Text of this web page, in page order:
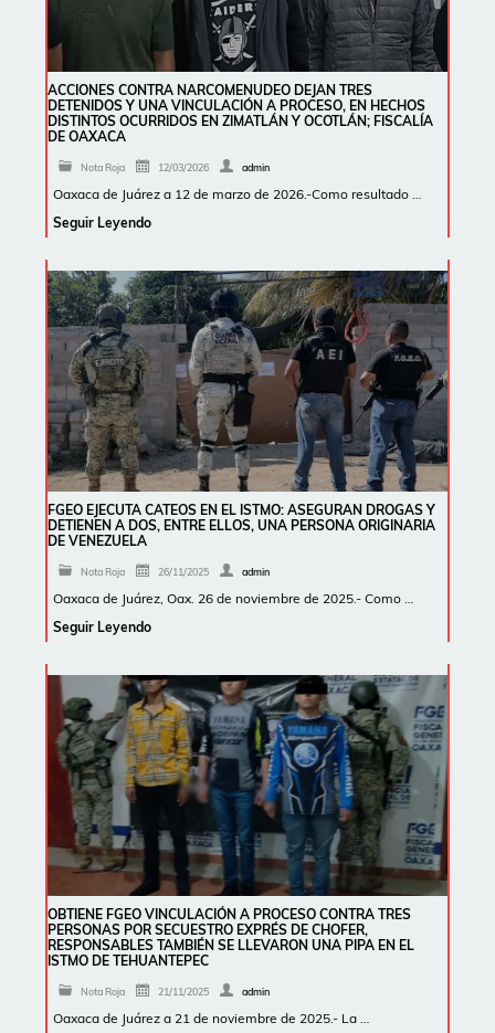
ACCIONES CONTRA NARCOMENUDEO DEJAN TRES
DETENIDOS Y UNA VINCULACIÓN A PROCESO, EN HECHOS
DISTINTOS OCURRIDOS EN ZIMATLÁN Y OCOTLÁN; FISCALÍA
DE OAXACA
Nota Roja 12/03/2026 admin
Oaxaca de Juárez a 12 de marzo de 2026.-Como resultado …
Seguir Leyendo
FGEO EJECUTA CATEOS EN EL ISTMO: ASEGURAN DROGAS Y
DETIENEN A DOS, ENTRE ELLOS, UNA PERSONA ORIGINARIA
DE VENEZUELA
Nota Roja 26/11/2025 admin
Oaxaca de Juárez, Oax. 26 de noviembre de 2025.- Como …
Seguir Leyendo
OBTIENE FGEO VINCULACIÓN A PROCESO CONTRA TRES
PERSONAS POR SECUESTRO EXPRÉS DE CHOFER,
RESPONSABLES TAMBIÉN SE LLEVARON UNA PIPA EN EL
ISTMO DE TEHUANTEPEC
Nota Roja 21/11/2025 admin
Oaxaca de Juárez a 21 de noviembre de 2025.- La …